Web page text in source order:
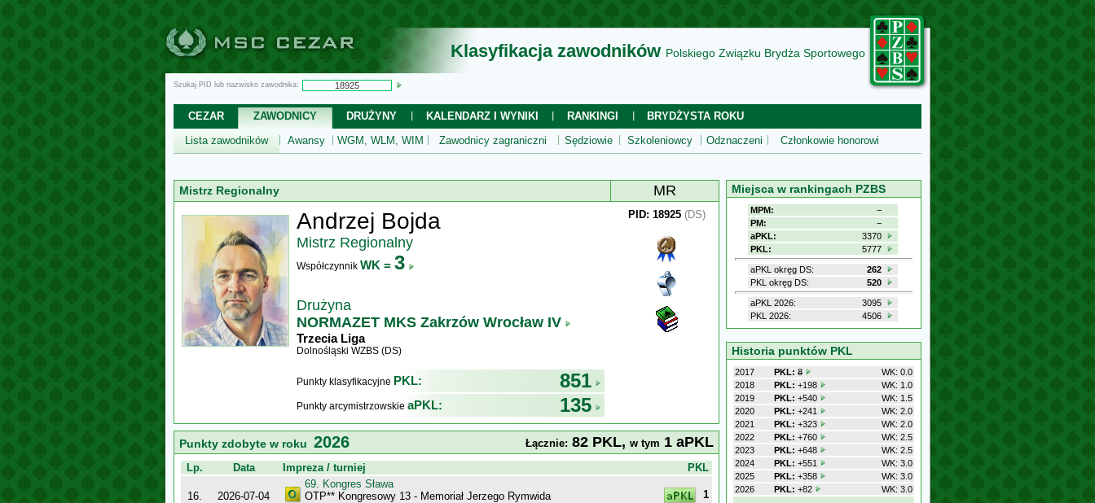
Klasyfikacja zawodników Polskiego Związku Brydża Sportowego
Szukaj PID lub nazwisko zawodnika:
CEZAR ZAWODNICY DRUŻYNY KALENDARZ I WYNIKI RANKINGI
BRYDŻYSTA ROKU
Lista zawodników
Awansy WGM, WLM, WIM Zawodnicy zagraniczni Sędziowie Szkoleniowcy Odznaczeni Członkowie honorowi
Mistrz Regionalny MR
Andrzej Bojda
Mistrz Regionalny
Współczynnik WK = 3
Drużyna
NORMAZET MKS Zakrzów Wrocław IV
Trzecia Liga
Dolnośląski WZBS (DS)
Punkty klasyfikacyjne PKL: 851
Punkty arcymistrzowskie aPKL: 135
PID: 18925 (DS)
Punkty zdobyte w roku 2026 Łącznie: 82 PKL, w tym 1 aPKL
Lp. Data Impreza / turniej PKL
16. 2026-07-04
69. Kongres Sława
OTP** Kongresowy 13 - Memoriał Jerzego Rymwida
1
Miejsca w rankingach PZBS
MPM:
−
PM:
−
aPKL:
3370
PKL:
5777
aPKL okręg DS:
262
PKL okręg DS:
520
aPKL 2026:
3095
PKL 2026:
4506
Historia punktów PKL
2017 PKL: 8
WK: 0.0
2018
PKL: +198
WK: 1.0
2019
PKL: +540
WK: 1.5
2020
PKL: +241
WK: 2.0
2021
PKL: +323
WK: 2.0
2022
PKL: +760
WK: 2.5
2023
PKL: +648
WK: 2.5
2024
PKL: +551
WK: 3.0
2025
PKL: +358
WK: 3.0
2026
PKL: +82 WK: 3.0